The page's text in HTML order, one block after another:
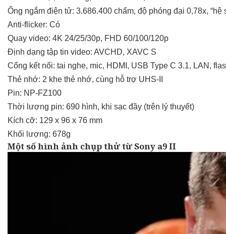
Ống ngắm điện tử: 3.686.400 chấm, độ phóng đại 0,78x,
Anti-flicker: Có
Quay video: 4K 24/25/30p, FHD 60/100/120p
Định dạng tập tin video: AVCHD, XAVC S
Cổng kết nối: tai nghe, mic, HDMI, USB Type C 3.1, LAN,
Thẻ nhớ: 2 khe thẻ nhớ, cùng hỗ trợ UHS-II
Pin: NP-FZ100
Thời lượng pin: 690 hình, khi sạc đầy (trên lý thuyết)
Kích cỡ: 129 x 96 x 76 mm
Khối lượng: 678g
Một số hình ảnh chụp thử từ Sony a9 II